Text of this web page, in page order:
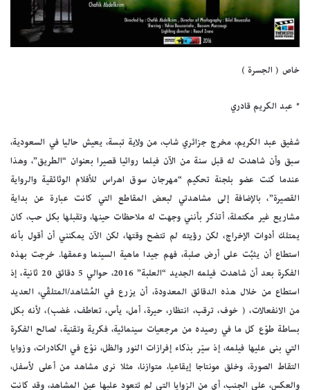
خاص ( الجسرة )
* عبد الكريم قادري
شفيق عبد الكريم، مخرج جزائري شاب، من ولاية تبسة، يعيش حاليا في السعودية،
سبق وأن شاهدت له قبل سنة من الآن فيلما روائيا قصيرا بعنوان “الطريق”، وهذا
عندما كنت عضو بلجنة تحكيم “مهرجان سوق اهراس للأفلام الوثائقية والرواية
القصيرة”، بالإضافة إلى مشاهدتي لبعض المقاطع التي كانت عبارة عن بداية
مشاريع غير مكتملة، أتذكر بأنني وجهت له ملاحظات حينها، وتقبلها بكل حب، كان
يمتلك أدوات الإخراج، لكن رؤيته لم تتضح وقتها، لكن الآن يمكنني أن أقول بأنه
استطاع أن يثبُت على أرض صلبة، فهم جيدا ماهية السينما وعمقها. خرجت بهذه
الفكرة بعد أن شاهدت فيلمه الجديد “العلبة” 2016، حوالي 5 دقائق 20 ثانية، إذ
استطاع من خلال هذه الدقائق المعدودة، أن يزرع في المُشاهد/المتلقّي، العديد
من الانفعالات، ( خوف، ترقب، انتظار، حيرة، أمل، يأس، تعاطف، غضب)، لأنه بكل
بساطة طوّع كل ما في رصيده من مرجعيات سينمائية، فكرية وتقنية، لصالح الفكرة
التي بنى عليها فيلمه، إذ سيّر بذكاء إفرازات النور والظل، نوّع في الكادرات، وزوايا
التقاط الصورة، وخلق مونتاجا إيقاعيا، متوازنا، مثلا نرى مشاهد من أعلى لأسفل،
والعكس، على الجنب، أي من الزوايا التي لم تتعود عليها عين المشاهد، وقد كانت